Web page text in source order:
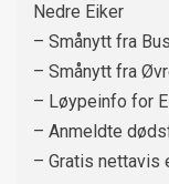
Nedre Eiker
– Smånytt fra
– Smånytt fra
– Løypeinfo for
– Anmeldte
– Gratis nettavis